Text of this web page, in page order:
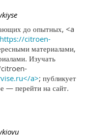
до опытных, <a
citroen-
материалами,
Изучать
citroen-
a>; публикует
— перейти на сайт.